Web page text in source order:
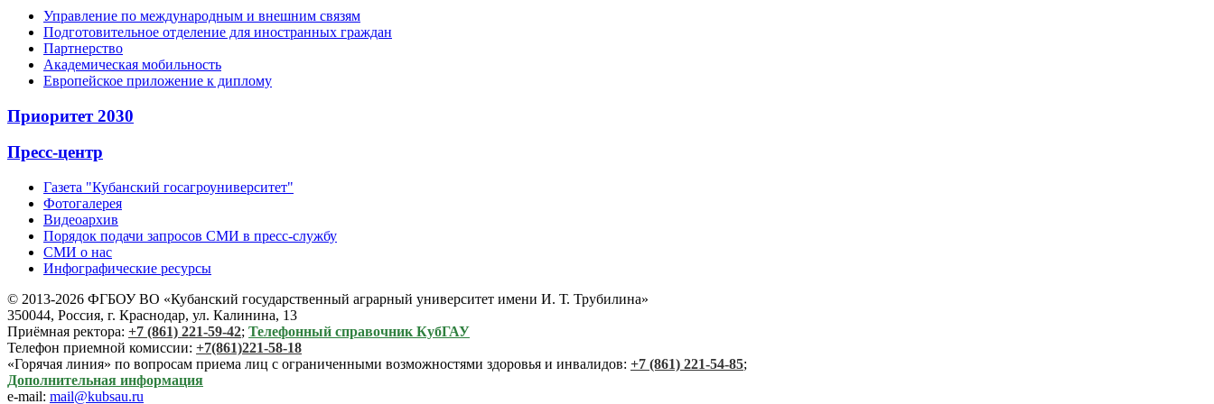
Управление по международным и внешним связям
Подготовительное отделение для иностранных граждан
Партнерство
Академическая мобильность
Европейское приложение к диплому
Приоритет 2030
Пресс-центр
Газета "Кубанский госагроуниверситет"
Фотогалерея
Видеоархив
Порядок подачи запросов СМИ в пресс-службу
СМИ о нас
Инфографические ресурсы
© 2013-2026 ФГБОУ ВО «Кубанский государственный аграрный университет имени И. Т. Трубилина»
350044, Россия, г. Краснодар, ул. Калинина, 13
Приёмная ректора: +7 (861) 221-59-42; Телефонный справочник КубГАУ
Телефон приемной комиссии: +7(861)221-58-18
«Горячая линия» по вопросам приема лиц с ограниченными возможностями здоровья и инвалидов: +7 (861) 221-54-85;
Дополнительная информация
e-mail: mail@kubsau.ru